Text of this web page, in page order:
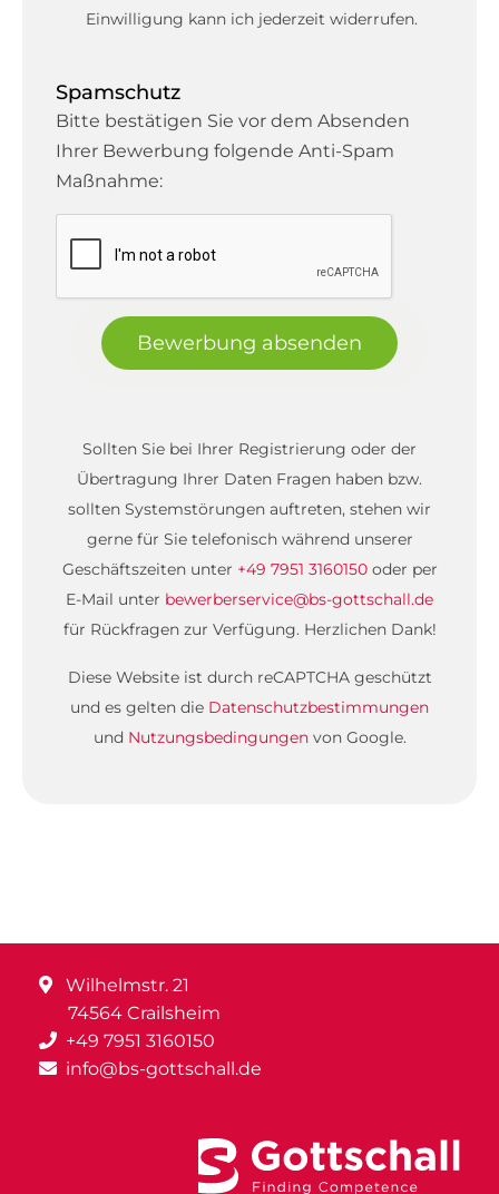
Einwilligung kann ich jederzeit widerrufen.
Spamschutz
Bitte bestätigen Sie vor dem Absenden
Ihrer Bewerbung folgende Anti-Spam
Maßnahme:
Bewerbung absenden
Sollten Sie bei Ihrer Registrierung oder der
Übertragung Ihrer Daten Fragen haben bzw.
sollten Systemstörungen auftreten, stehen wir
gerne für Sie telefonisch während unserer
Geschäftszeiten unter +49 7951 3160150oder per
E-Mail unter bewerberservice@bs-gottschall.de
für Rückfragen zur Verfügung. Herzlichen Dank!
Diese Website ist durch reCAPTCHA geschützt
und es gelten die Datenschutzbestimmungen
und Nutzungsbedingungenvon Google.
Wilhelmstr. 21
74564 Crailsheim
+49 7951 3160150
info@bs-gottschall.de